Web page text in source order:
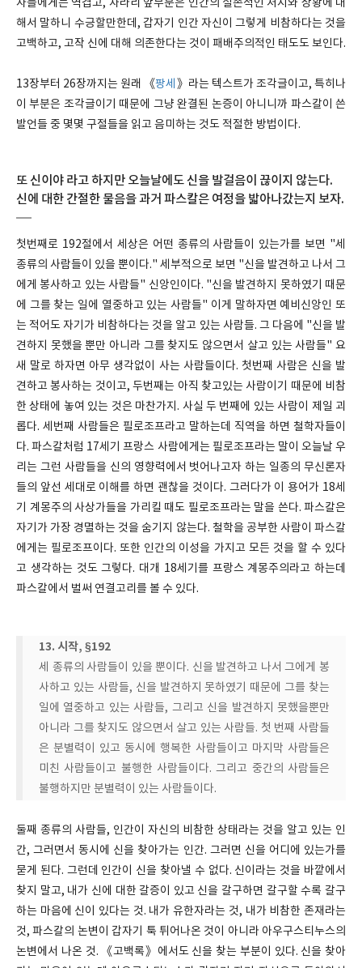
자들에게는 역겹고, 차라리 앞부분은 인간의 실존적인 처지와 상황에 대
해서 말하니 수긍할만한데, 갑자기 인간 자신이 그렇게 비참하다는 것을
고백하고, 고작 신에 대해 의존한다는 것이 패배주의적인 태도도 보인다.
13장부터 26장까지는 원래 《팡세 》라는 텍스트가 조각글이고, 특히나
이 부분은 조각글이기 때문에 그냥 완결된 논증이 아니니까 파스칼이 쓴
발언들 중 몇몇 구절들을 읽고 음미하는 것도 적절한 방법이다.
또 신이야 라고 하지만 오늘날에도 신을 발걸음이 끊이지 않는다.
신에 대한 간절한 물음을 과거 파스칼은 여정을 밟아나갔는지 보자.
첫번째로 192절에서 세상은 어떤 종류의 사람들이 있는가를 보면 "세
종류의 사람들이 있을 뿐이다." 세부적으로 보면 "신을 발견하고 나서 그
에게 봉사하고 있는 사람들" 신앙인이다. "신을 발견하지 못하였기 때문
에 그를 찾는 일에 열중하고 있는 사람들" 이게 말하자면 예비신앙인 또
는 적어도 자기가 비참하다는 것을 알고 있는 사람들. 그 다음에 "신을 발
견하지 못했을 뿐만 아니라 그를 찾지도 않으면서 살고 있는 사람들" 요
새 말로 하자면 아무 생각없이 사는 사람들이다. 첫번째 사람은 신을 발
견하고 봉사하는 것이고, 두번째는 아직 찾고있는 사람이기 때문에 비참
한 상태에 놓여 있는 것은 마찬가지. 사실 두 번째에 있는 사람이 제일 괴
롭다. 세번째 사람들은 필로조프라고 말하는데 직역을 하면 철학자들이
다. 파스칼처럼 17세기 프랑스 사람에게는 필로조프라는 말이 오늘날 우
리는 그런 사람들을 신의 영향력에서 벗어나고자 하는 일종의 무신론자
들의 앞선 세대로 이해를 하면 괜찮을 것이다. 그러다가 이 용어가 18세
기 계몽주의 사상가들을 가리킬 때도 필로조프라는 말을 쓴다. 파스칼은
자기가 가장 경멸하는 것을 숨기지 않는다. 철학을 공부한 사람이 파스칼
에게는 필로조프이다. 또한 인간의 이성을 가지고 모든 것을 할 수 있다
고 생각하는 것도 그렇다. 대개 18세기를 프랑스 계몽주의라고 하는데
파스칼에서 벌써 연결고리를 볼 수 있다.
13. 시작, §192
세 종류의 사람들이 있을 뿐이다. 신을 발견하고 나서 그에게 봉
사하고 있는 사람들, 신을 발견하지 못하였기 때문에 그를 찾는
일에 열중하고 있는 사람들, 그리고 신을 발견하지 못했을뿐만
아니라 그를 찾지도 않으면서 살고 있는 사람들. 첫 번째 사람들
은 분별력이 있고 동시에 행복한 사람들이고 마지막 사람들은
미친 사람들이고 불행한 사람들이다. 그리고 중간의 사람들은
불행하지만 분별력이 있는 사람들이다.
둘째 종류의 사람들, 인간이 자신의 비참한 상태라는 것을 알고 있는 인
간, 그러면서 동시에 신을 찾아가는 인간. 그러면 신을 어디에 있는가를
묻게 된다. 그런데 인간이 신을 찾아낼 수 없다. 신이라는 것을 바깥에서
찾지 말고, 내가 신에 대한 갈증이 있고 신을 갈구하면 갈구할 수록 갈구
하는 마음에 신이 있다는 것. 내가 유한자라는 것, 내가 비참한 존재라는
것, 파스칼의 논변이 갑자기 툭 튀어나온 것이 아니라 아우구스티누스의
논변에서 나온 것. 《고백록》에서도 신을 찾는 부분이 있다. 신을 찾아